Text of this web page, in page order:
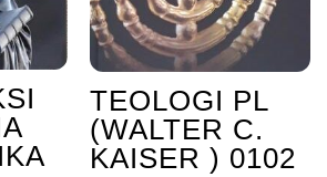
TEOLOGI PL
(WALTER C.
KAISER ) 0102